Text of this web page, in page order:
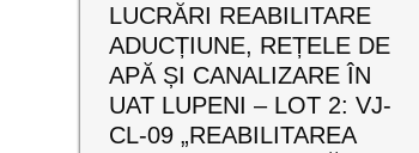
LUCRĂRI REABILITARE
ADUCȚIUNE, REȚELE DE
APĂ ȘI CANALIZARE ÎN
UAT LUPENI – LOT 2: VJ-
CL-09 „REABILITAREA